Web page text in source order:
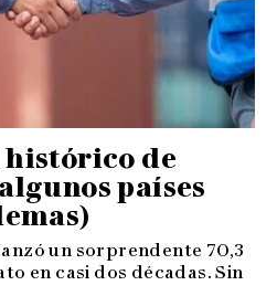
histórico de
países
un sorprendente 70,3
en casi dos décadas. Sin